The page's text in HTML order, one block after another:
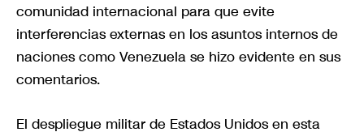
comunidad internacional para que evite
interferencias externas en los asuntos internos de
naciones como Venezuela se hizo evidente en sus
comentarios.
El despliegue militar de Estados Unidos en esta